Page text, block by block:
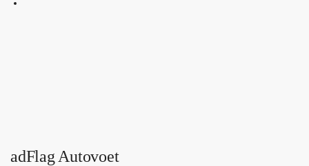
adFlag Autovoet